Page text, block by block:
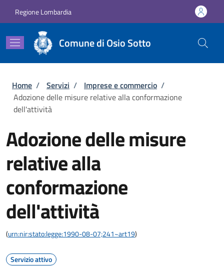
Regione Lombardia
Comune di Osio Sotto
Briciole di pane
Home / Servizi / Imprese e commercio /
Adozione delle misure relative alla conformazione
dell'attività
Adozione delle misure
relative alla
conformazione
dell'attività
(urn:nir:stato:legge:1990-08-07;241~art19)
Servizio attivo